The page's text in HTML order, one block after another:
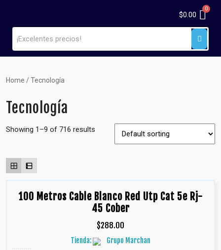
$0.00
Home / Tecnología
Tecnología
Showing 1–9 of 716 results
100 Metros Cable Blanco Red Utp Cat 5e Rj-
45 Cober
$288.00
Tienda: Grupo Marchan